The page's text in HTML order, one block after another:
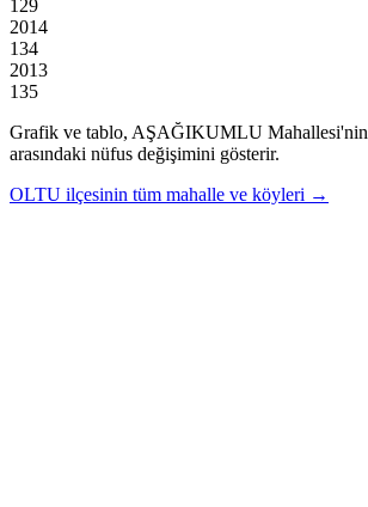
129
2014
134
2013
135
Grafik ve tablo, AŞAĞIKUMLU Mahallesi'nin
arasındaki nüfus değişimini gösterir.
OLTU ilçesinin tüm mahalle ve köyleri →